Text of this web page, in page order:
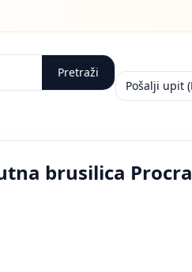
Pretraži
Pošalji upit
brusilica